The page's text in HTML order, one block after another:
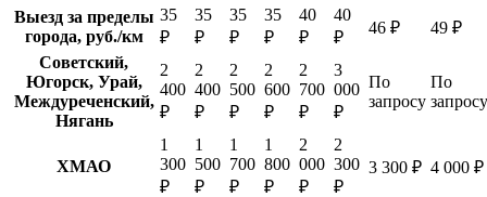
Выезд за пределы
города, руб./км
35
₽
35
₽
35
₽
35
₽
40
₽
40
₽
46 ₽
49 ₽
Советский,
Югорск, Урай,
Междуреченский,
Нягань
2
400
₽
2
400
₽
2
500
₽
2
600
₽
2
700
₽
3
000
₽
По
запросу
По
запросу
ХМАО
1
300
₽
1
500
₽
1
700
₽
1
800
₽
2
000
₽
2
300
₽
3 300 ₽ 4 000 ₽